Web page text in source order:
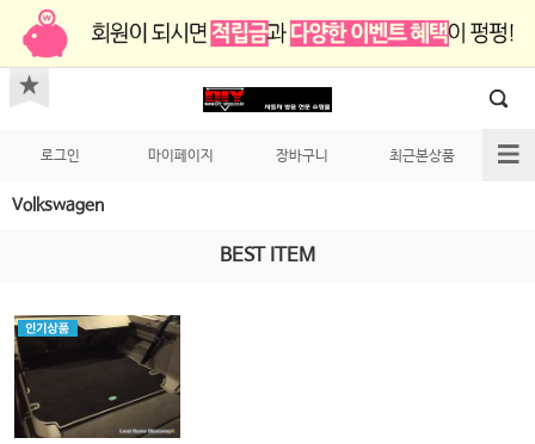
로그인 마이페이지 장바구니 최근본상품
Volkswagen
BEST ITEM